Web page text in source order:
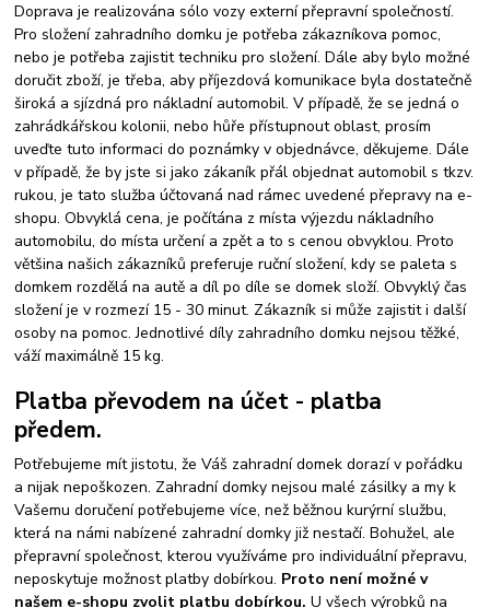
Doprava je realizována sólo vozy externí přepravní společností.
Pro složení zahradního domku je potřeba zákazníkova pomoc,
nebo je potřeba zajistit techniku pro složení. Dále aby bylo možné
doručit zboží, je třeba, aby příjezdová komunikace byla dostatečně
široká a sjízdná pro nákladní automobil. V případě, že se jedná o
zahrádkářskou kolonii, nebo hůře přístupnout oblast, prosím
uveďte tuto informaci do poznámky v objednávce, děkujeme. Dále
v případě, že by jste si jako zákaník přál objednat automobil s tkzv.
rukou, je tato služba účtovaná nad rámec uvedené přepravy na e-
shopu. Obvyklá cena, je počítána z místa výjezdu nákladního
automobilu, do místa určení a zpět a to s cenou obvyklou. Proto
většina našich zákazníků preferuje ruční složení, kdy se paleta s
domkem rozdělá na autě a díl po díle se domek složí. Obvyklý čas
složení je v rozmezí 15 - 30 minut. Zákazník si může zajistit i další
osoby na pomoc. Jednotlivé díly zahradního domku nejsou těžké,
váží maximálně 15 kg.
Platba převodem na účet - platba
předem.
Potřebujeme mít jistotu, že Váš zahradní domek dorazí v pořádku
a nijak nepoškozen. Zahradní domky nejsou malé zásilky a my k
Vašemu doručení potřebujeme více, než běžnou kurýrní službu,
která na námi nabízené zahradní domky již nestačí. Bohužel, ale
přepravní společnost, kterou využíváme pro individuální přepravu,
neposkytuje možnost platby dobírkou. Proto není možné v
našem e-shopu zvolit platbu dobírkou. U všech výrobků na